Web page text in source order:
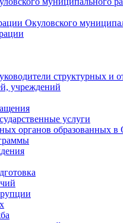
Окуловского
структурных и
учреждений
услуги
органов образованных